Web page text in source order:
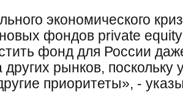
экономического
фондов private
фонд для России
других рынков,
приоритеты», -